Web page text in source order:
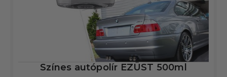
Színes autópolír EZÜST 500ml